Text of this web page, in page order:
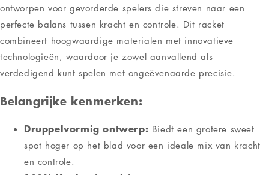
ontworpen voor gevorderde spelers die streven naar een
perfecte balans tussen kracht en controle. Dit racket
combineert hoogwaardige materialen met innovatieve
technologieën, waardoor je zowel aanvallend als
verdedigend kunt spelen met ongeëvenaarde precisie.
Belangrijke kenmerken:
Druppelvormig ontwerp: Biedt een grotere sweet
spot hoger op het blad voor een ideale mix van kracht
en controle.